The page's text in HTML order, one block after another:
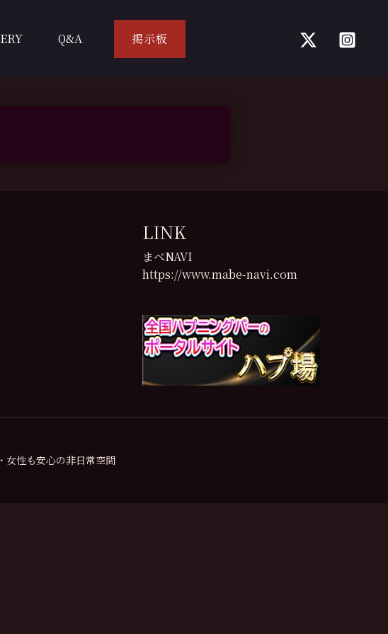
Q&A 掲示板
LINK
まべNAVI
https://www.mabe-navi.com
性も安心の非日常空間